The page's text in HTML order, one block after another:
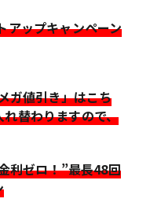
アップキャンペーン
ガ値引き」はこち
替わりますので、
利ゼロ！”最長48回